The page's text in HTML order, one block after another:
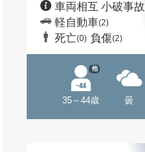
車両相互 小破事故
軽自動車(2)
死亡(0) 負傷(2)
35～44歳
他
曇